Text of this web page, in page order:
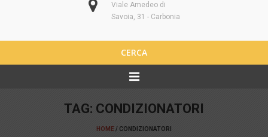
Viale Amedeo di
Savoia, 31 - Carbonia
CERCA
TAG: CONDIZIONATORI
HOME/ CONDIZIONATORI